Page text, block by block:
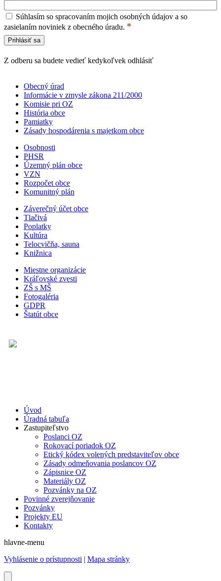
Súhlasím so spracovaním mojich osobných údajov a so
zasielaním noviniek z obecného úradu. *
Z odberu sa budete vedieť kedykoľvek odhlásiť
Obecný úrad
Informácie v zmysle zákona 211/2000
Komisie pri OZ
História obce
Pamiatky
Zásady hospodárenia s majetkom obce
Osobnosti
PHSR
Územný plán obce
VZN
Rozpočet obce
Komunitný plán
Záverečný účet obce
Tlačivá
Poplatky
Kultúra
Telocvičňa, sauna
Knižnica
Miestne organizácie
Kráľovské zvesti
ZŠ s MŠ
Fotogaléria
GDPR
Štatút obce
Úvod
Úradná tabuľa
Zastupiteľstvo
Poslanci OZ
Rokovací poriadok OZ
Etický kódex volených predstaviteľov obce
Zásady odmeňovania poslancov OZ
Zápisnice OZ
Materiály OZ
Pozvánky na OZ
Povinné zverejňovanie
Pozvánky
Projekty EU
Kontakty
hlavne-menu
Vyhlásenie o prístupnosti | Mapa stránky